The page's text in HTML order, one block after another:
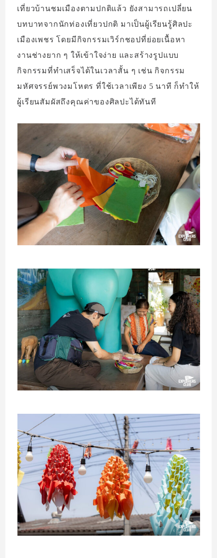
เที่ยวบ้านชมเมืองตามปกติแล้ว ยังสามารถเปลี่ยน
บทบาทจากนักท่องเที่ยวปกติ มาเป็นผู้เรียนรู้ศิลปะ
เมืองเพชร โดยมีกิจกรรมเวิร์กชอปที่ย่อยเนื้อหา
งานช่างยาก ๆ ให้เข้าใจง่าย และสร้างรูปแบบ
กิจกรรมที่ทำเสร็จได้ในเวลาสั้น ๆ เช่น กิจกรรม
มหัศจรรย์พวงมโหตร ที่ใช้เวลาเพียง 5 นาที ก็ทำให้
ผู้เรียนสัมผัสถึงคุณค่าของศิลปะได้ทันที